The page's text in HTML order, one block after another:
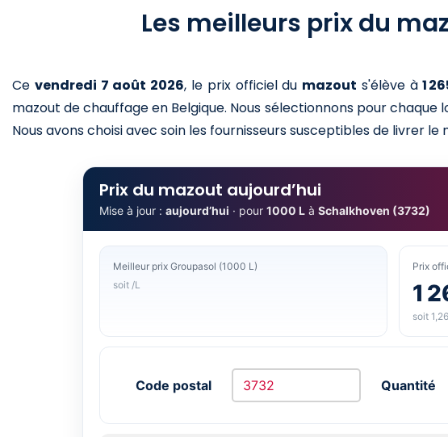
Les meilleurs prix du
Ce vendredi 7 août 2026, le prix officiel du mazout s'élève à1
mazout de chauffage en Belgique. Nous sélectionnons pour
Nous avons choisi avec soin les fournisseurs susceptibles de livrer
Prix du mazout aujourd’hui
Mise à jour : aujourd’hui · pour 1000 L à Schalkhoven (3732)
Meilleur prix Groupasol (1000 L)
soit /L
Prix
1
soit
Code postal Quantité